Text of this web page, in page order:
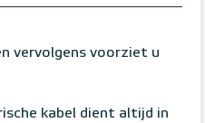
vervolgens voorziet u
kabel dient altijd in